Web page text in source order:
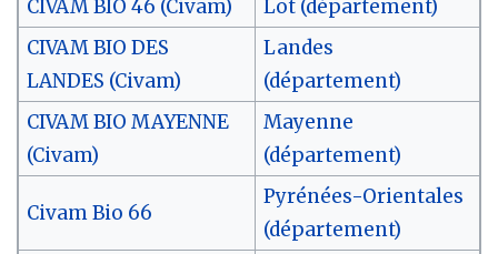
CIVAM BIO 46 (Civam)
Lot (département)
CIVAM BIO DES
LANDES (Civam)
Landes
(département)
CIVAM BIO MAYENNE
(Civam)
Mayenne
(département)
Civam Bio 66
Pyrénées-Orientales
(département)